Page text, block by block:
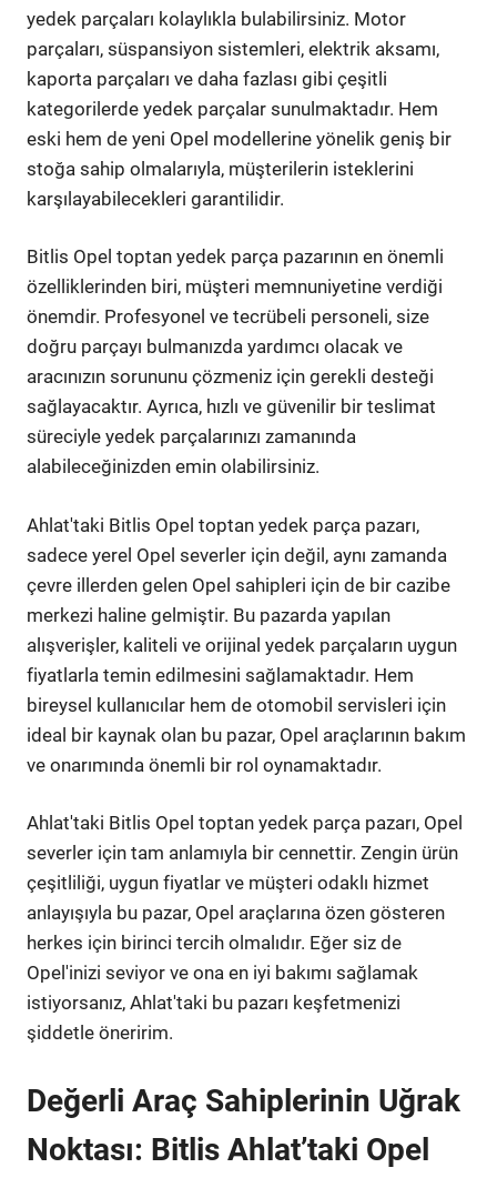
yedek parçaları kolaylıkla bulabilirsiniz. Motor
parçaları, süspansiyon sistemleri, elektrik aksamı,
kaporta parçaları ve daha fazlası gibi çeşitli
kategorilerde yedek parçalar sunulmaktadır. Hem
eski hem de yeni Opel modellerine yönelik geniş bir
stoğa sahip olmalarıyla, müşterilerin isteklerini
karşılayabilecekleri garantilidir.
Bitlis Opel toptan yedek parça pazarının en önemli
özelliklerinden biri, müşteri memnuniyetine verdiği
önemdir. Profesyonel ve tecrübeli personeli, size
doğru parçayı bulmanızda yardımcı olacak ve
aracınızın sorununu çözmeniz için gerekli desteği
sağlayacaktır. Ayrıca, hızlı ve güvenilir bir teslimat
süreciyle yedek parçalarınızı zamanında
alabileceğinizden emin olabilirsiniz.
Ahlat'taki Bitlis Opel toptan yedek parça pazarı,
sadece yerel Opel severler için değil, aynı zamanda
çevre illerden gelen Opel sahipleri için de bir cazibe
merkezi haline gelmiştir. Bu pazarda yapılan
alışverişler, kaliteli ve orijinal yedek parçaların uygun
fiyatlarla temin edilmesini sağlamaktadır. Hem
bireysel kullanıcılar hem de otomobil servisleri için
ideal bir kaynak olan bu pazar, Opel araçlarının bakım
ve onarımında önemli bir rol oynamaktadır.
Ahlat'taki Bitlis Opel toptan yedek parça pazarı, Opel
severler için tam anlamıyla bir cennettir. Zengin ürün
çeşitliliği, uygun fiyatlar ve müşteri odaklı hizmet
anlayışıyla bu pazar, Opel araçlarına özen gösteren
herkes için birinci tercih olmalıdır. Eğer siz de
Opel'inizi seviyor ve ona en iyi bakımı sağlamak
istiyorsanız, Ahlat'taki bu pazarı keşfetmenizi
şiddetle öneririm.
Değerli Araç Sahiplerinin Uğrak
Noktası: Bitlis Ahlat’taki Opel